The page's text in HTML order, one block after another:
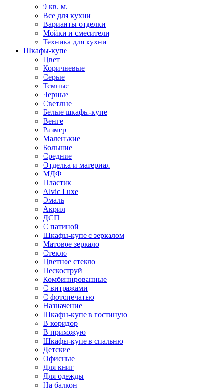
9 кв. м.
Все для кухни
Варианты отделки
Мойки и смесители
Техника для кухни
Шкафы-купе
Цвет
Коричневые
Серые
Темные
Черные
Светлые
Белые шкафы-купе
Венге
Размер
Маленькие
Большие
Средние
Отделка и материал
МДФ
Пластик
Alvic Luxe
Эмаль
Акрил
ДСП
С патиной
Шкафы-купе с зеркалом
Матовое зеркало
Стекло
Цветное стекло
Пескоструй
Комбинированные
С витражами
С фотопечатью
Назначение
Шкафы-купе в гостиную
В коридор
В прихожую
Шкафы-купе в спальню
Детские
Офисные
Для книг
Для одежды
На балкон